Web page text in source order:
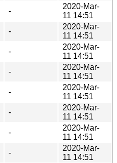
-
2020-Mar-
11 14:51
-
2020-Mar-
11 14:51
-
2020-Mar-
11 14:51
-
2020-Mar-
11 14:51
-
2020-Mar-
11 14:51
-
2020-Mar-
11 14:51
-
2020-Mar-
11 14:51
-
2020-Mar-
11 14:51